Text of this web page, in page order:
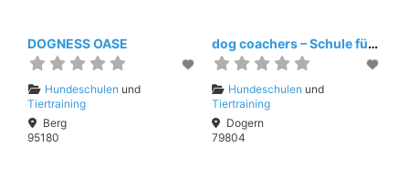
DOGNESS OASE
Hundeschulen und
Tiertraining
Berg
95180
dog coachers – Schule für Menschen mit Hund
Hundeschulen und
Tiertraining
Dogern
79804